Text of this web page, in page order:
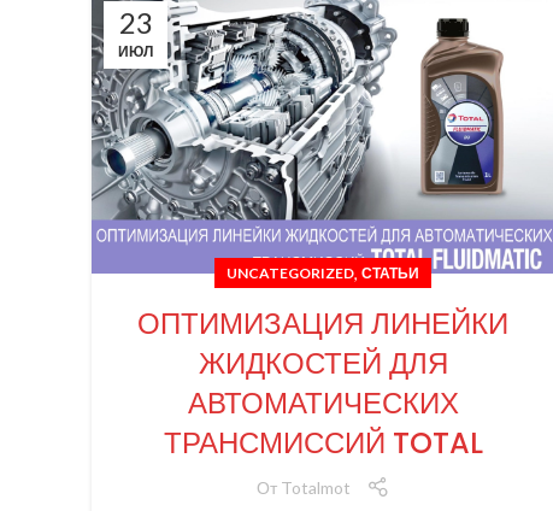
23
ИЮЛ
UNCATEGORIZED, СТАТЬИ
ОПТИМИЗАЦИЯ ЛИНЕЙКИ
ЖИДКОСТЕЙ ДЛЯ
АВТОМАТИЧЕСКИХ
ТРАНСМИССИЙ TOTAL
От Totalmot